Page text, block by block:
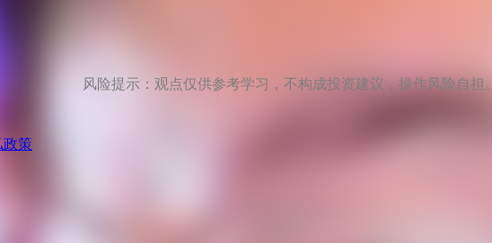
风险提示：观点仅供参考学习，不构成投资建议，操作风险自担
政策